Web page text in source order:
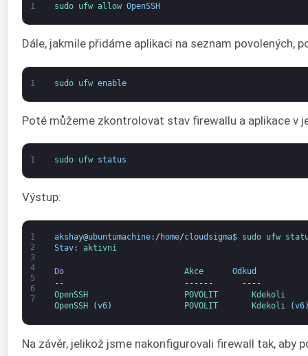
1 sudo ufw allow OpenSSH
Dále, jakmile přidáme aplikaci na seznam povolených,
1 sudo ufw enable
Poté můžeme zkontrolovat stav firewallu a aplikace v
1 sudo ufw status
Výstup:
1
2
3
4
5
6
7
akshay@ubuntumachine: / home/cloudsigma$ sudo ufw
Stav: aktivní
Do Akce Odkud
--
------
----
OpenSSH
POVOLIT Kdekoli
OpenSSH
(v6) POVOLIT Kdekoli (v6
Na závěr, jelikož jsme nakonfigurovali firewall tak, aby